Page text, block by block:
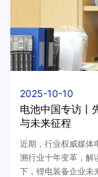
2025-10-10
电池中国专访丨
与未来征程
近期，行业权威媒体
溯行业十年变革，解
下，锂电装备企业未